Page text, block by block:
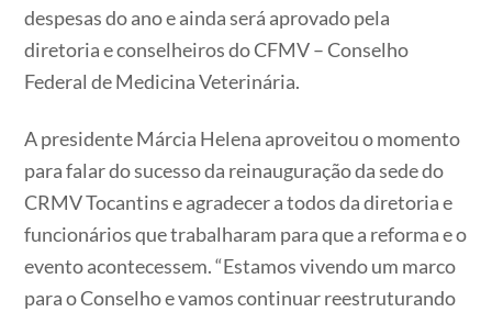
despesas do ano e ainda será aprovado pela
diretoria e conselheiros do CFMV – Conselho
Federal de Medicina Veterinária.
A presidente Márcia Helena aproveitou o momento
para falar do sucesso da reinauguração da sede do
CRMV Tocantins e agradecer a todos da diretoria e
funcionários que trabalharam para que a reforma e o
evento acontecessem. “Estamos vivendo um marco
para o Conselho e vamos continuar reestruturando